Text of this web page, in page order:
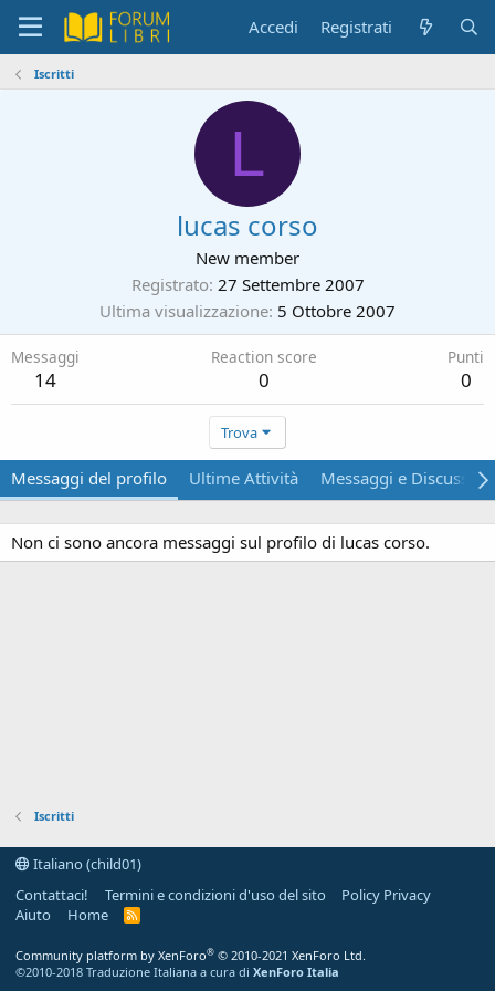
Accedi Registrati
Iscritti
L
lucas corso
New member
Registrato 27 Settembre 2007
Ultima visualizzazione 5 Ottobre 2007
Messaggi
14
Reaction score
0
Punti
0
Trova
Messaggi del profilo Ultime Attività Messaggi e
Non ci sono ancora messaggi sul profilo di lucas corso.
Iscritti
Italiano (child01)
Contattaci!
Termini e condizioni d'uso del sito
Policy Privacy
Aiuto
Home
R
Community platform by XenForo® © 2010-2021 XenForo Ltd.
©2010-2018 Traduzione Italiana a cura di XenForo Italia